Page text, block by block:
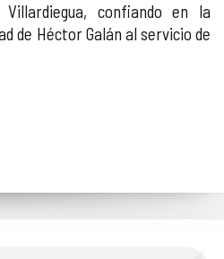
confiando en la
de Héctor Galán al servicio de